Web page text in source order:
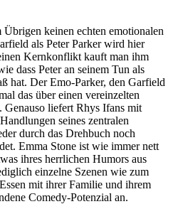
Übrigen keinen echten emotionalen
als Peter Parker wird hier
Kernkonflikt kauft man ihm
dass Peter an seinem Tun als
hat. Der Emo-Parker, den Garfield
das über einen vereinzelten
Genauso liefert Rhys Ifans mit
seines zentralen
durch das Drehbuch noch
Emma Stone ist wie immer nett
ihres herrlichen Humors aus
einzelne Szenen wie zum
mit ihrer Familie und ihrem
Comedy-Potenzial an.